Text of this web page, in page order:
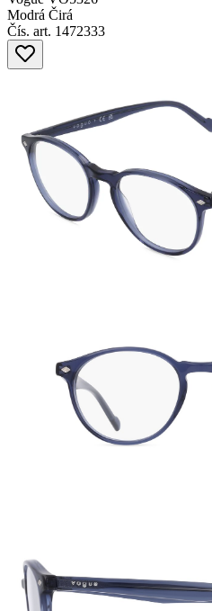
Modrá Čirá
Čís. art. 1472333